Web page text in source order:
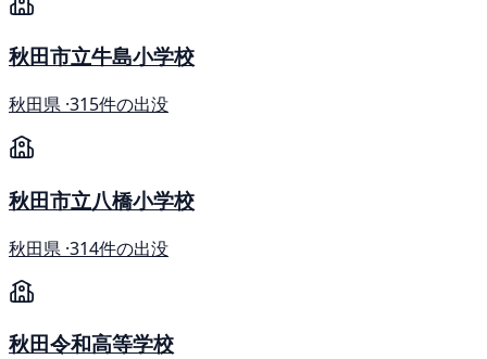
秋田市立牛島小学校
秋田県 ·315件の出没
秋田市立八橋小学校
秋田県 ·314件の出没
秋田令和高等学校